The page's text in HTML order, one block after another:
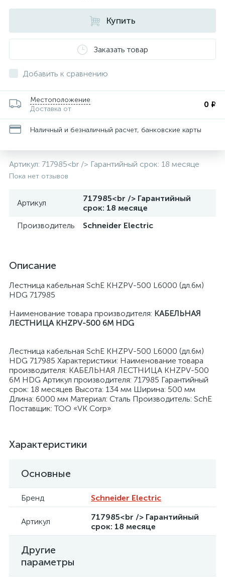
Купить
Заказать товар
Добавить к сравнению
Местоположение
Доставка от
0 ₽
Наличный и безналичный расчет, банковские карты
Артикул: 717985<br /> Гарантийный срок: 18 месяце
Пока нет отзывов
Артикул
717985<br /> Гарантийный
срок: 18 месяце
Производитель
Schneider Electric
Описание
Лестница кабельная SchE KHZPV-500 L6000 (дл.6м)
HDG 717985
Наименование товара производителя: КАБЕЛЬНАЯ
ЛЕСТНИЦА KHZPV-500 6M HDG
Лестница кабельная SchE KHZPV-500 L6000 (дл.6м)
HDG 717985 Характеристики: Наименование товара
производителя: КАБЕЛЬНАЯ ЛЕСТНИЦА KHZPV-500
6M HDG Артикул производителя: 717985 Гарантийный
срок: 18 месяцев Высота: 134 мм Ширина: 500 мм
Длина: 6000 мм Материал: Сталь Производитель: SchE
Поставщик: ТОО «VK Corp»
Характеристики
Основные
Бренд Schneider Electric
Артикул
717985<br /> Гарантийный
срок: 18 месяце
Другие
параметры